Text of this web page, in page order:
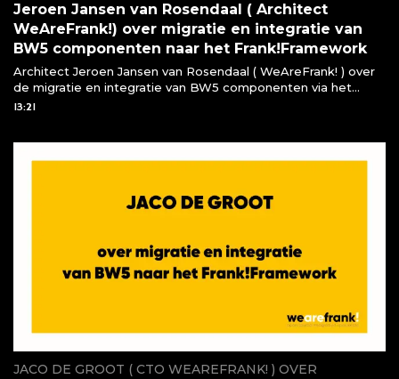
Jeroen Jansen van Rosendaal ( Architect
WeAreFrank!) over migratie en integratie van
BW5 componenten naar het Frank!Framework
Architect Jeroen Jansen van Rosendaal ( WeAreFrank! ) over
de migratie en integratie van BW5 componenten via het
Frank!Framework
13:21
JACO DE GROOT ( CTO WEAREFRANK! ) OVER